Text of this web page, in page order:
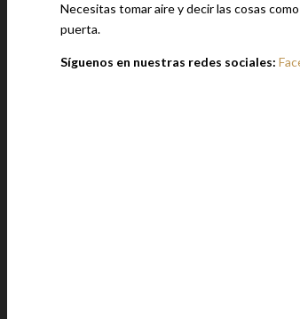
Necesitas tomar aire y decir las cosas
puerta.
Síguenos en nuestras redes sociales: